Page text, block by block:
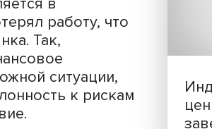
Кристина
жертвами
люди в
работающие женщины